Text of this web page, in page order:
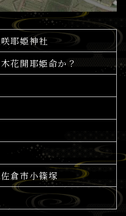
咲耶姫神社
木花開耶姫命か？
佐倉市小篠塚